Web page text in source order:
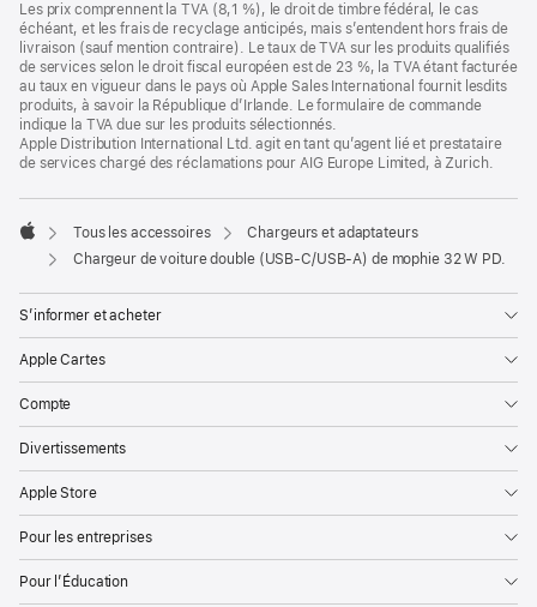
Les prix comprennent la TVA (8,1 %), le droit de timbre fédéral, le cas
échéant, et les frais de recyclage anticipés, mais s’entendent hors frais de
livraison (sauf mention contraire). Le taux de TVA sur les produits qualifiés
de services selon le droit fiscal européen est de 23 %, la TVA étant facturée
au taux en vigueur dans le pays où Apple Sales International fournit lesdits
produits, à savoir la République d’Irlande. Le formulaire de commande
indique la TVA due sur les produits sélectionnés.
Apple Distribution International Ltd. agit en tant qu’agent lié et prestataire
de services chargé des réclamations pour AIG Europe Limited, à Zurich.
Apple
Tous les accessoires
Chargeurs et adaptateurs
Chargeur de voiture double (USB-C/USB-A) de mophie 32 W PD.
S’informer et acheter
Apple Cartes
Compte
Divertissements
Apple Store
Pour les entreprises
Pour l’Éducation